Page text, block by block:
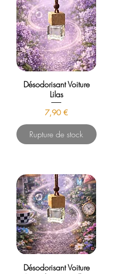
Désodorisant Voiture
Lilas
Prix
7,90 €
Rupture de stock
Désodorisant Voiture